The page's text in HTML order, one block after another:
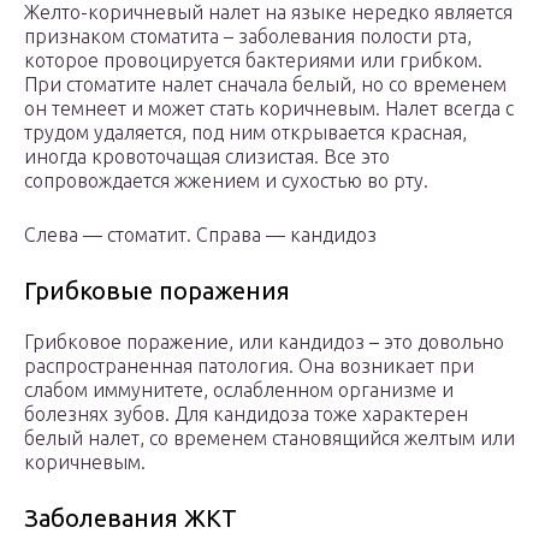
Желто-коричневый налет на языке нередко является
признаком стоматита – заболевания полости рта,
которое провоцируется бактериями или грибком.
При стоматите налет сначала белый, но со временем
он темнеет и может стать коричневым. Налет всегда с
трудом удаляется, под ним открывается красная,
иногда кровоточащая слизистая. Все это
сопровождается жжением и сухостью во рту.
Слева — стоматит. Справа — кандидоз
Грибковые поражения
Грибковое поражение, или кандидоз – это довольно
распространенная патология. Она возникает при
слабом иммунитете, ослабленном организме и
болезнях зубов. Для кандидоза тоже характерен
белый налет, со временем становящийся желтым или
коричневым.
Заболевания ЖКТ